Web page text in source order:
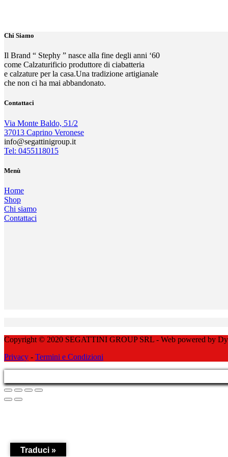
Chi Siamo
Il Brand “ Stephy ” nasce alla fine degli anni ‘60
come Calzaturificio produttore di ciabatteria
e calzature per la casa.Una tradizione artigianale
che non ci ha mai abbandonato.
Contattaci
Via Monte Baldo, 51/2
37013 Caprino Veronese
info@segattinigroup.it
Tel: 0455118015
Menù
Home
Shop
Chi siamo
Contattaci
Copyright © 2020 SEGATTINI GROUP SRL - Web powered by
Privacy - Termini e Condizioni
Traduci »